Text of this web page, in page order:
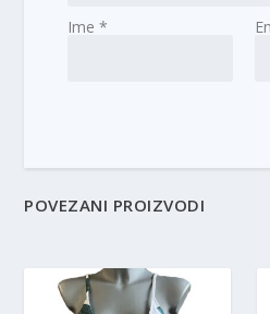
Ime*
POVEZANI PROIZVODI